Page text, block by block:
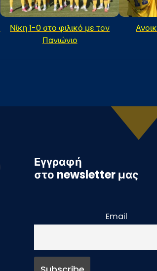
Νίκη 1-0 στο φιλικό με τον
Πανιώνιο
Εγγραφή
στο newsletter μας
Email